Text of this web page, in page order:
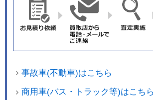
事故車(不動車)はこちら
商用車(バス・トラック等)はこちら